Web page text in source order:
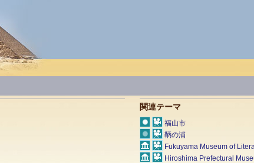
関連テーマ
福山市
鞆の浦
Fukuyama Museum of
Hiroshima Prefectural